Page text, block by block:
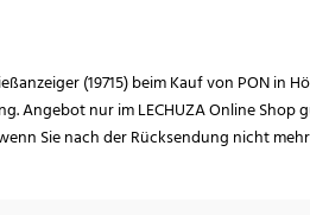
(19715) beim Kauf von PON
Angebot nur im LECHUZA Online
Sie nach der Rücksendung nicht